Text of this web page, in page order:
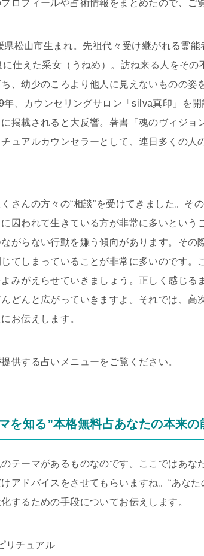
ロフィールや占術情報をまとめたので、ご
県松山市生まれ。先祖代々受け継がれる霊
仕えた采女（うねめ）。訪ね来る人をそ
、幼少のころより他人に見えないものの姿
年、カウンセリングサロン「silva真印」を
に掲載されると大反響。著書「魂のヴィジ
ュアルカウンセラーとして、連日多くの人
さんの方々の“相談”を受けてきました。そ
に囚われて生きている方が非常に多いとい
がらない行動を嫌う傾向があります。その
てしまっていることが非常に多いのです。
みがえらせていきましょう。正しく感じる
どんと広がっていきますよ。それでは、高
お伝えします。
供する占いメニューをご覧ください。
を知る”本格無料占あなたの本来
のテーマがあるものなのです。ここではあ
アドバイスをさせてもらいますね。“あな
するための手段についてお伝えします。
リチュアル